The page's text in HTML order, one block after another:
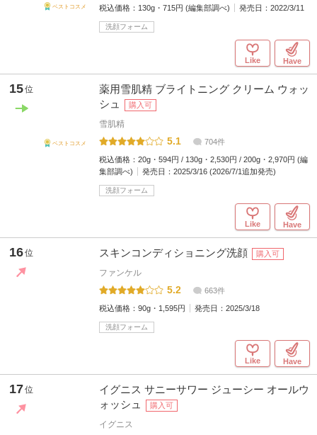
ベストコスメ 税込価格： 130g・715円 (編集部調べ) 発売日： 2022/3/11
洗顔フォーム
Like Have
15位
ベストコスメ
薬用雪肌精 ブライトニング クリーム ウォッ
シュ
購入可
雪肌精
5.1 704件
税込価格： 20g・594円 / 130g・2,530円 / 200g・2,970円 (編
集部調べ)
発売日： 2025/3/16 (2026/7/1追加発売)
洗顔フォーム
Like Have
16位 スキンコンディショニング洗顔 購入可
ファンケル
5.2 663件
税込価格： 90g・1,595円 発売日： 2025/3/18
洗顔フォーム
Like Have
17位
イグニス サニーサワー ジューシー オールウ
ォッシュ
購入可
イグニス